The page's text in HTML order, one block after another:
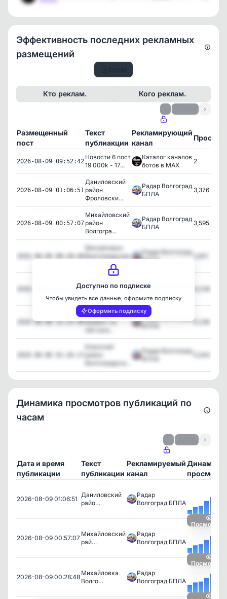
Эффективность последних рекламных
размещений
Кто реклам. Кого реклам.
›
Размещенный
пост
Текст
публиакции
Рекламирующий
канал
2026-08-09 09:52:42
Новости 6 пост
19 000k - 17...
Каталог каналов
ботов в MAX
2
2026-08-09 01:06:51
Даниловский
район
Фроловски...
Радар Волгоград
БПЛА
3,376
2026-08-09 00:57:07
Михайловский
район
Волгогра...
Радар Волгоград
БПЛА
3,595
2026-08-09 00:28:48
Михайловка
Волгоградская
Радар Волгоград
БПЛА
3,821
2026-08-08 23:27:10область
Опасн...
Радар Волгоград
4,036
2026-08-08 22:25:40
На данный
момент по
Радар Волгоград
БПЛА
4,236
Еланский
район
Волгоградска...
Радар Волгоград
БПЛА
5,544
Доступно по подписке
Чтобы увидеть все данные, оформите подписку
Оформить подписку
Динамика просмотров публикаций по
часам
›
Дата и время
публикации
Текст
публикации
Рекламируемый
канал
Динамика
2026-08-09 01:06:51
Даниловский
райо…
Радар
Волгоград БПЛА
2026-08-09 00:57:07
Михайловский
рай…
Радар
Волгоград БПЛА
2026-08-09 00:28:48
Михайловка
Волго…
Радар
Волгоград БПЛА